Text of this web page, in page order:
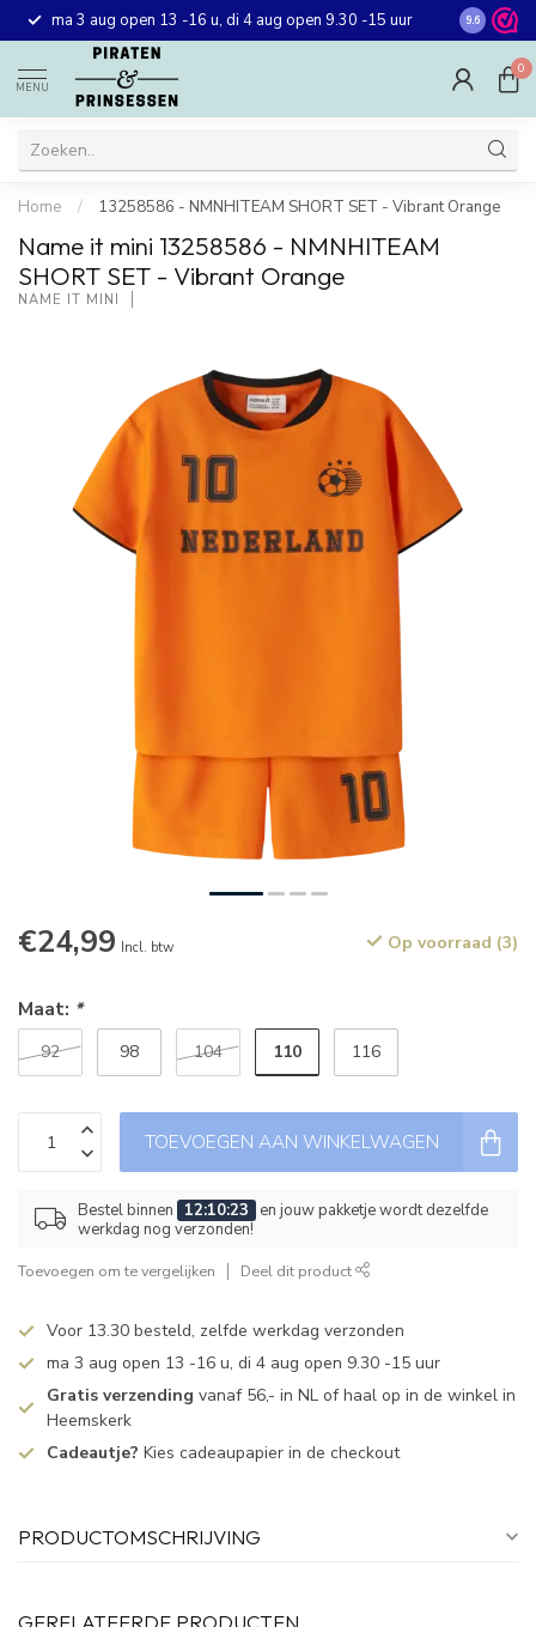
ma 3 aug open 13 -16 u, di 4 aug open 9.30 -15 uur Gratis
winkel in
9.6
MENU
0
Home / 13258586 - NMNHITEAM SHORT SET - Vibrant Orange
Name it mini 13258586 - NMNHITEAM
SHORT SET - Vibrant Orange
NAME IT MINI
€24,99 Incl. btw Op voorraad (3)
Maat: *
92 98 104 110 116
TOEVOEGEN AAN WINKELWAGEN
Bestel binnen 12:10:23
en jouw pakketje wordt dezelfde
werkdag nog verzonden!
Toevoegen om te vergelijken Deel dit product
Voor 13.30 besteld, zelfde werkdag verzonden
ma 3 aug open 13 -16 u, di 4 aug open 9.30 -15 uur
Gratis verzending vanaf 56,- in NL of haal op in de winkel in
Heemskerk
Cadeautje? Kies cadeaupapier in de checkout
PRODUCTOMSCHRIJVING
GERELATEERDE PRODUCTEN